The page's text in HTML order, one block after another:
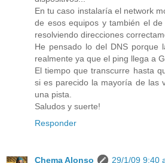
En tu caso instalaría el network
de esos equipos y también el
resolviendo direcciones
He pensado lo del DNS porque
realmente ya que el ping llega a
El tiempo que transcurre hasta
si es parecido la mayoría de las
una pista.
Saludos y suerte!
Responder
Chema Alonso 29/1/09 9:40